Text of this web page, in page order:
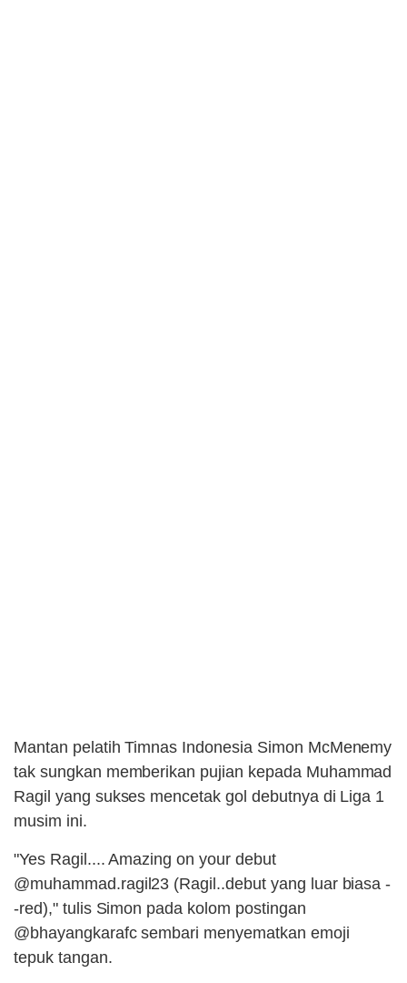
Mantan pelatih Timnas Indonesia Simon McMenemy
tak sungkan memberikan pujian kepada Muhammad
Ragil yang sukses mencetak gol debutnya di Liga 1
musim ini.
"Yes Ragil.... Amazing on your debut
@muhammad.ragil23 (Ragil..debut yang luar biasa -
-red)," tulis Simon pada kolom postingan
@bhayangkarafc sembari menyematkan emoji
tepuk tangan.